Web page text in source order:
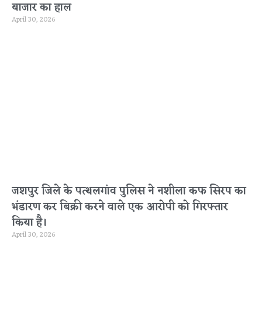
बाजार का हाल
April 30, 2026
जशपुर जिले के पत्थलगांव पुलिस ने नशीला कफ सिरप का
भंडारण कर बिक्री करने वाले एक आरोपी को गिरफ्तार
किया है।
April 30, 2026